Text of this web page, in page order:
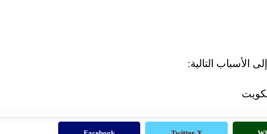
الأسباب التالية: